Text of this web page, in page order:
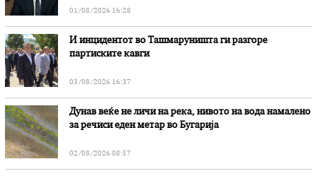
01/08/2026 16:28
И инцидентот во Ташмаруништa ги разгоре
партиските кавги
03/08/2026 16:37
Дунав веќе не личи на река, нивото на вода намалено
за речиси еден метар во Бугарија
02/08/2026 08:57